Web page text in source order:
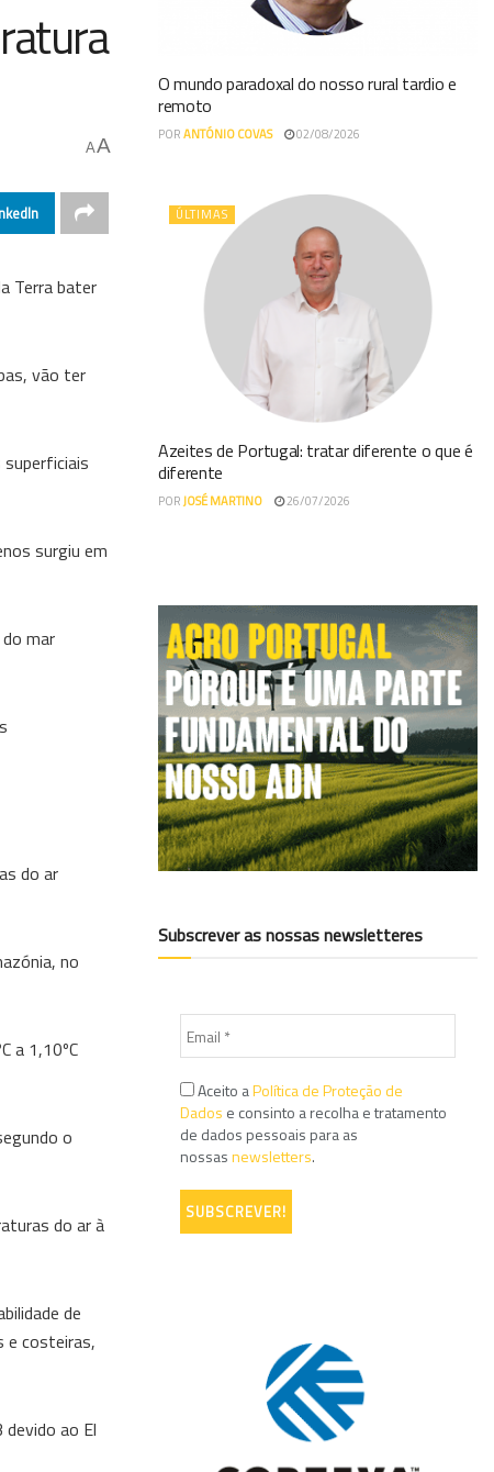
AA
Terra bater
vão ter
surgiu em
mar
do ar
no
a 1,10ºC
o
do ar à
de
e costeiras,
ao El
O mundo paradoxal do nosso rural tardio e
remoto
PORANTÓNIO COVAS 02/08/2026
ÚLTIMAS
Azeites de Portugal: tratar diferente o que é
diferente
PORJOSÉ MARTINO 26/07/2026
Subscrever as nossas newsletteres
Aceito aPolítica de Proteção de
Dados e consinto a recolha e tratamento
de dados pessoais para as
nossasnewsletters.